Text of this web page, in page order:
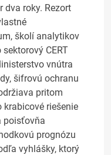
dva roky. Rezort
školí analytikov
CERT
vnútra
šifrovú ochranu
pritom
krabicové riešenie
poisťovňa
prognózu
vyhlášky, ktorý